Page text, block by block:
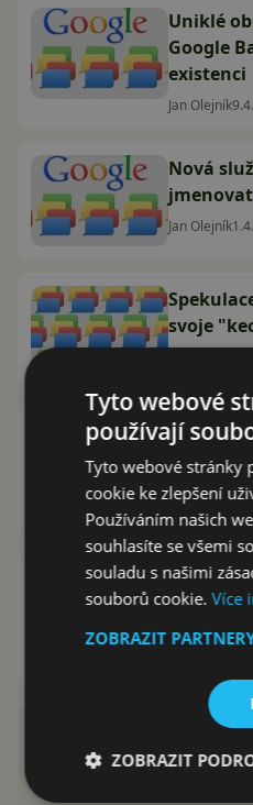
Uniklé
Google
existenci
Jan Olejník
Nová
Jan Olejník
svoje
10 tipů,
přístroje
uživatele]
Jan Dolejš
IM+ vo
podporou
tablety
Tyto webové
používají
Tyto webové stránky
cookie ke zlepšení
Používáním našich
souhlasíte se všemi
souladu s našimi
souborů cookie.Více
ZOBRAZIT
ZOBRAZIT